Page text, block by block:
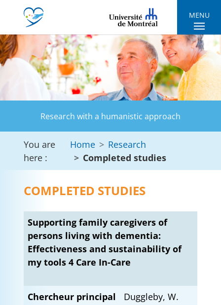
Skip to main navigation
Skip to main content
Skip to page footer
MENU
Research with a humanistic approach
You are
here :
Home
Research
Completed studies
COMPLETED STUDIES
Supporting family caregivers of
persons living with dementia:
Effectiveness and sustainability of
my tools 4 Care In-Care
Chercheur principal
Duggleby, W.